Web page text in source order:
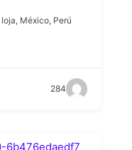
loja, México, Perú
284